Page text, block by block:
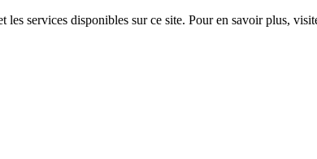
services disponibles sur ce site. Pour en savoir plus,